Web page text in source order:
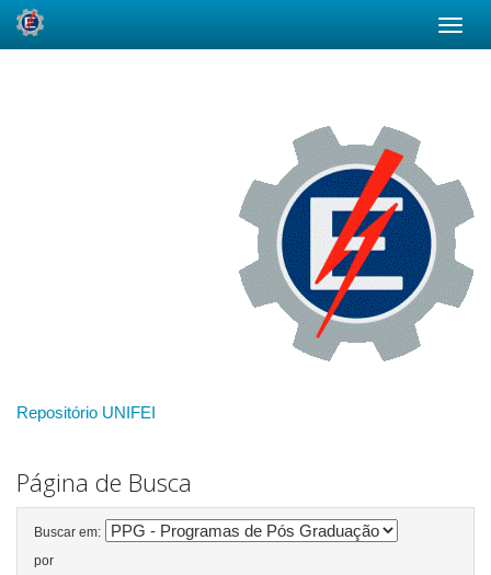
Repositório UNIFEI
Página de Busca
Buscar em:
por